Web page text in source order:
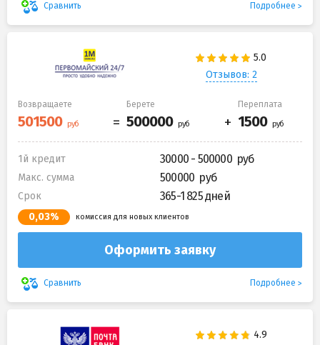
Сравнить Подробнее
Отзывов: 2
Возвращаете Берете Переплата
1й кредит 30000 - 500000
Макс. сумма 500000
Срок 365-1 825 дней
0,03% комиссия для новых клиентов
Оформить заявку
Сравнить Подробнее